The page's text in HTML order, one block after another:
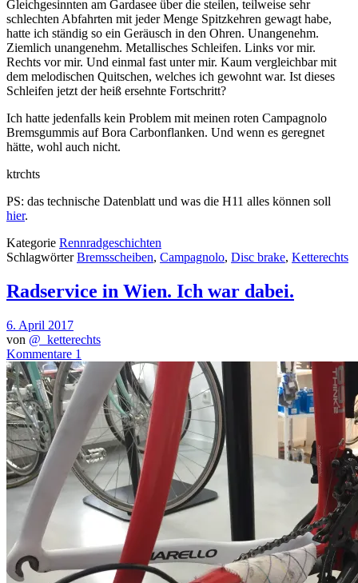
Gleichgesinnten am Gardasee über die steilen, teilweise sehr
schlechten Abfahrten mit jeder Menge Spitzkehren gewagt habe,
hatte ich ständig so ein Geräusch in den Ohren. Unangenehm.
Ziemlich unangenehm. Metallisches Schleifen. Links vor mir.
Rechts vor mir. Und einmal fast unter mir. Kaum vergleichbar mit
dem melodischen Quitschen, welches ich gewohnt war. Ist dieses
Schleifen jetzt der heiß ersehnte Fortschritt?
Ich hatte jedenfalls kein Problem mit meinen roten Campagnolo
Bremsgummis auf Bora Carbonflanken. Und wenn es geregnet
hätte, wohl auch nicht.
ktrchts
PS: das technische Datenblatt und was die H11 alles können soll
hier.
Kategorie Rennradgeschichten
SchlagwörterBremsscheiben, Campagnolo, Disc brake, Ketterechts
Radservice in Wien. Ich war dabei.
6. April 2017
von @_ketterechts
Kommentare 1